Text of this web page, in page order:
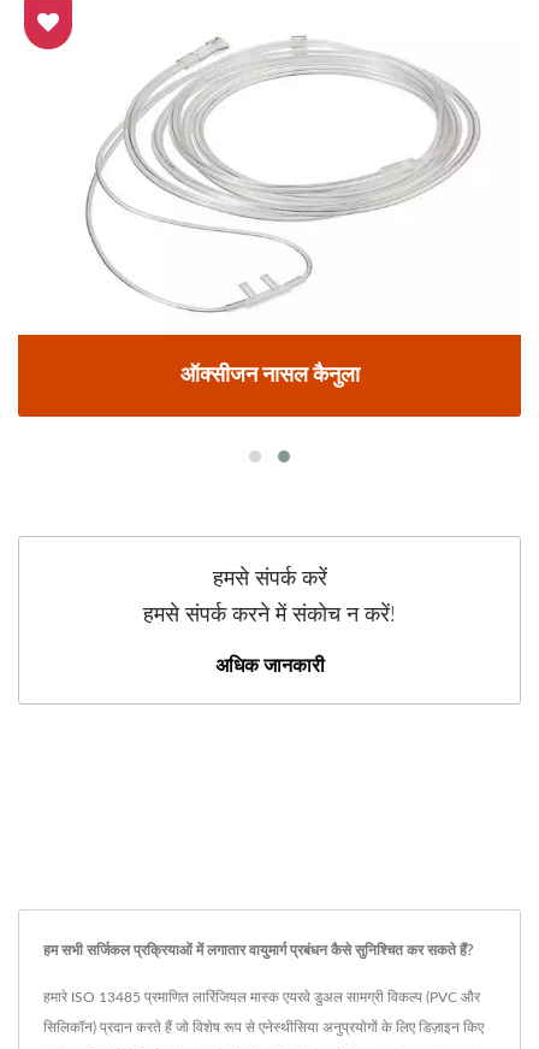
ऑक्सीजन नासल कैनुला
हमसे संपर्क करें
हमसे संपर्क करने में संकोच न करें!
अधिक जानकारी
हम सभी सर्जिकल प्रक्रियाओं में लगातार वायुमार्ग प्रबंधन कैसे सुनिश्चित कर सकते हैं?
हमारे ISO 13485 प्रमाणित लारिंजियल मास्क एयरवे डुअल सामग्री विकल्प (PVC और
सिलिकॉन) प्रदान करते हैं जो विशेष रूप से एनेस्थीसिया अनुप्रयोगों के लिए डिज़ाइन किए